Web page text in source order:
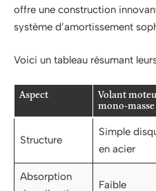
offre une construction
système d’amortissement
Voici un tableau résumant
Aspect
Volant
mono-masse
Structure
Simple
en acier
Absorption
Faible